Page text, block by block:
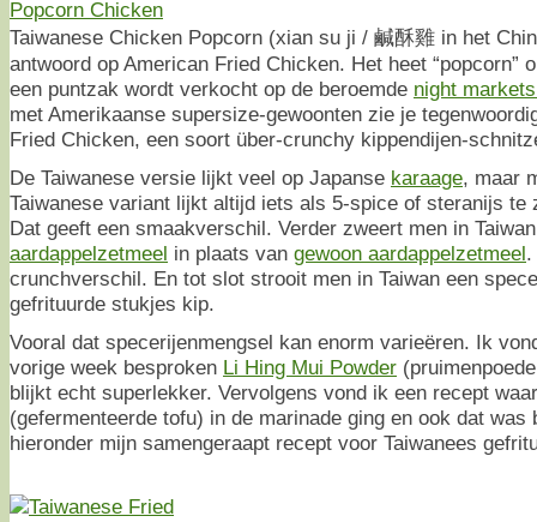
Taiwanese Chicken Popcorn (xian su ji / 鹹酥雞 in het
antwoord op American Fried Chicken. Het heet “popcorn”
een puntzak wordt verkocht op de beroemde night
met Amerikaanse supersize-gewoonten zie je
Fried Chicken, een soort über-crunchy kippendijen-
De Taiwanese versie lijkt veel op Japanse karaage, maar
Taiwanese variant lijkt altijd iets als 5-spice of steranijs te
Dat geeft een smaakverschil. Verder zweert men in
aardappelzetmeel in plaats van gewoon aardappelzetmeel.
crunchverschil. En tot slot strooit men in Taiwan een
gefrituurde stukjes kip.
Vooral dat specerijenmengsel kan enorm varieëren. Ik
vorige week besproken Li Hing Mui Powder
blijkt echt superlekker. Vervolgens vond ik een recept
(gefermenteerde tofu) in de marinade ging en ook dat was
hieronder mijn samengeraapt recept voor Taiwanees